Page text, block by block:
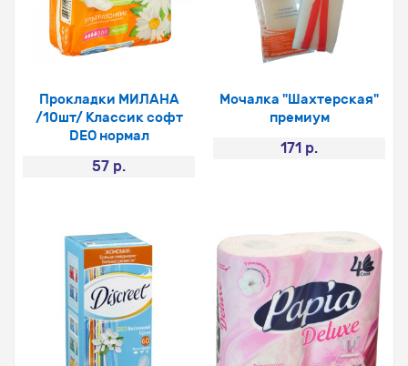
Прокладки МИЛАНА
/10шт/ Классик софт
DEO нормал
57 р.
Мочалка "Шахтерская"
премиум
171 р.